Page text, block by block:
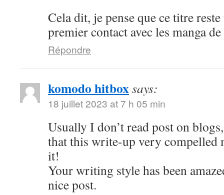
Cela dit, je pense que ce titre
premier contact avec les manga
Répondre
komodo hitboxsays:
18 juillet 2023 at 7 h 05 min
Usually I don’t read post on
that this write-up very compelled
it!
Your writing style has been
nice post.